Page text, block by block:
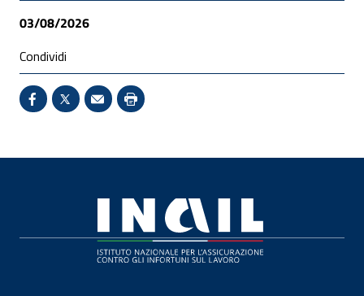
03/08/2026
Condividi
Condividi su Facebook - Sito esterno - Apertura in
X - Sito esterno - Apertura in nuova finestra
Invio Mail: apre il programma di posta
Stampa pagina: scelta meno